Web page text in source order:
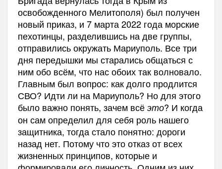
освобожденного Мелитополя) был получен
новый приказ, и 7 марта 2022 года морские
пехотинцы, разделившись на две группы,
отправились окружать Мариуполь. Все три
дня передышки мы старались общаться с
ним обо всём, что нас обоих так волновало.
Главным был вопрос: как долго продлится
СВО? Идти ли на Мариуполь? Но для этого
было важно понять, зачем всё это? И когда
он сам определил для себя роль нашего
защитника, тогда стало понятно: дороги
назад нет. Потому что это отказ от всех
жизненных принципов, которые и